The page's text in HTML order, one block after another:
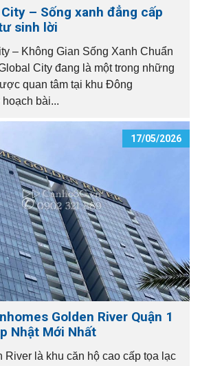
– Sống xanh đẳng cấp
sinh lời
– Không Gian Sống Xanh Chuẩn
City đang là một trong những
quan tâm tại khu Đông
bài...
17/05/2026
Golden River Quận 1
Nhật Mới Nhất
River là khu căn hộ cao cấp tọa lạc